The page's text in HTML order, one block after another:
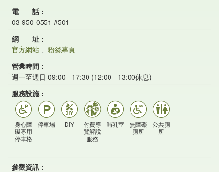
電 話
03-950-0551 #501
網 址
官方網站 、 粉絲專頁
營業時間
週一至週日 09:00 - 17:30 (12:00 - 13:00休息)
服務設施
身心障
礙專用
停車格
停車場 DIY
付費導
覽解說
服務
哺乳室
無障礙
廁所
公共廁
所
參觀資訊